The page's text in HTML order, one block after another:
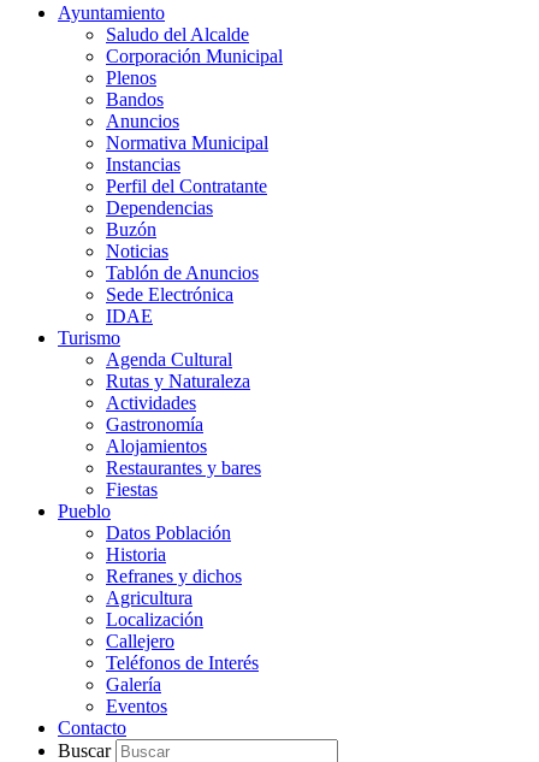
Ayuntamiento
Saludo del Alcalde
Corporación Municipal
Plenos
Bandos
Anuncios
Normativa Municipal
Instancias
Perfil del Contratante
Dependencias
Buzón
Noticias
Tablón de Anuncios
Sede Electrónica
IDAE
Turismo
Agenda Cultural
Rutas y Naturaleza
Actividades
Gastronomía
Alojamientos
Restaurantes y bares
Fiestas
Pueblo
Datos Población
Historia
Refranes y dichos
Agricultura
Localización
Callejero
Teléfonos de Interés
Galería
Eventos
Contacto
Buscar